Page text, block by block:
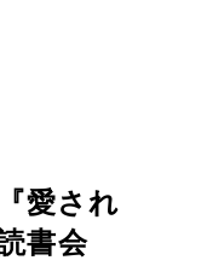
愛され
書会